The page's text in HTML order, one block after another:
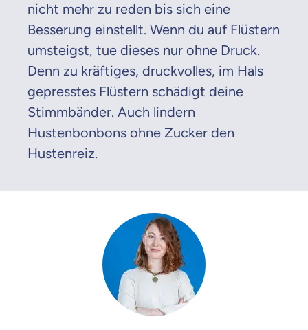
nicht mehr zu reden bis sich eine
Besserung einstellt. Wenn du auf Flüstern
umsteigst, tue dieses nur ohne Druck.
Denn zu kräftiges, druckvolles, im Hals
gepresstes Flüstern schädigt deine
Stimmbänder. Auch lindern
Hustenbonbons ohne Zucker den
Hustenreiz.